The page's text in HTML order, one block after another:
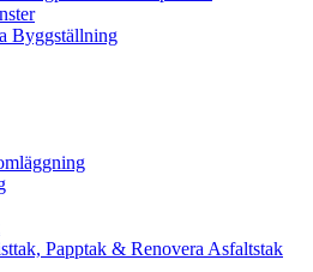
Byggställning
Papptak & Renovera Asfaltstak